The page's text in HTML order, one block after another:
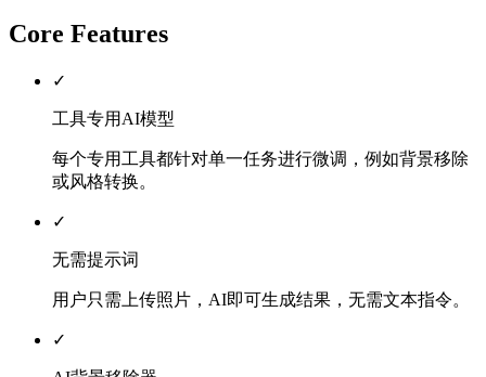
Core Features
✓
工具专用AI模型
每个专用工具都针对单一任务进行微调，例如背景移除
或风格转换。
✓
无需提示词
用户只需上传照片，AI即可生成结果，无需文本指令。
✓